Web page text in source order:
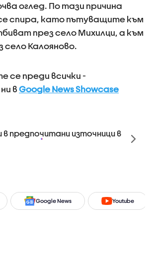
оглед. По тази причина
спира, като пътуващите към
през село Михилци, а към
село Калояново.
се преди всички -
в Google News Showcase
в предпочитани източници в
Google News Youtube